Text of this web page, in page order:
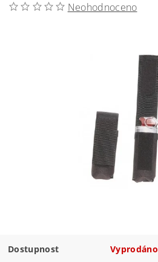
Neohodnoceno
Dostupnost Vyprodáno